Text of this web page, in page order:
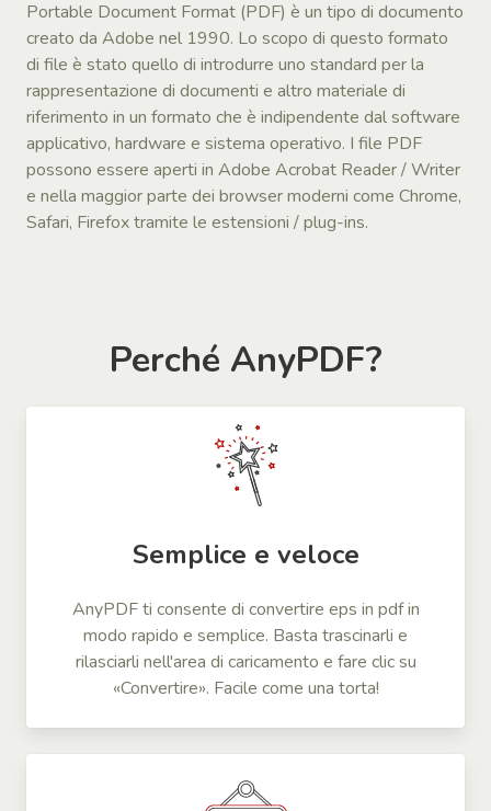
Portable Document Format (PDF) è un tipo di documento
creato da Adobe nel 1990. Lo scopo di questo formato
di file è stato quello di introdurre uno standard per la
rappresentazione di documenti e altro materiale di
riferimento in un formato che è indipendente dal software
applicativo, hardware e sistema operativo. I file PDF
possono essere aperti in Adobe Acrobat Reader / Writer
e nella maggior parte dei browser moderni come Chrome,
Safari, Firefox tramite le estensioni / plug-ins.
Perché AnyPDF?
Semplice e veloce
AnyPDF ti consente di convertire eps in pdf in
modo rapido e semplice. Basta trascinarli e
rilasciarli nell'area di caricamento e fare clic su
«Convertire». Facile come una torta!